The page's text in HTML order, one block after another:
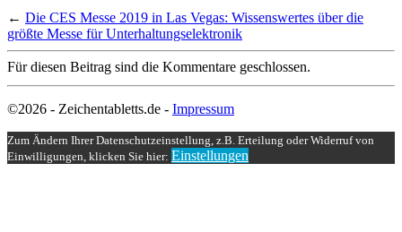
← Die CES Messe 2019 in Las Vegas: Wissenswertes über die
größte Messe für Unterhaltungselektronik
Für diesen Beitrag sind die Kommentare geschlossen.
©2026 - Zeichentabletts.de - Impressum
Zum Ändern Ihrer Datenschutzeinstellung, z.B. Erteilung oder Widerruf von
Einwilligungen, klicken Sie hier: Einstellungen